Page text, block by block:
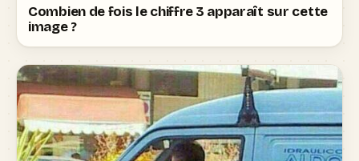
Combien de fois le chiffre 3 apparaît sur cette
image ?